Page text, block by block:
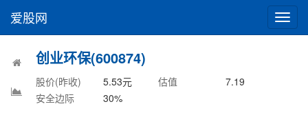
切
换
爱股网
创业环保(600874)
股价(昨收) 5.53元 估值
7.19
安全边际
30%